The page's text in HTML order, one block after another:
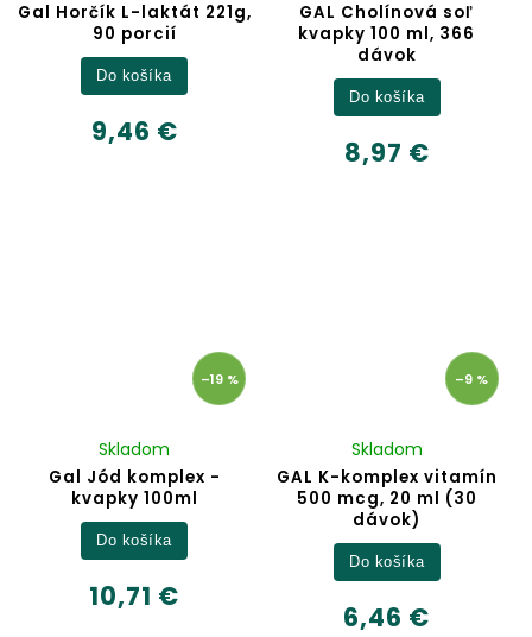
Gal Horčík L-laktát 221g,
90 porcií
9,46 €
Do košíka
GAL Cholínová soľ
kvapky 100 ml, 366
dávok
8,97 €
Do košíka
–19 %
Gal Jód komplex -
kvapky 100ml
Skladom
10,71 €
Do košíka
–9 %
GAL K-komplex vitamín
500 mcg, 20 ml (30
dávok)
Skladom
6,46 €
Do košíka